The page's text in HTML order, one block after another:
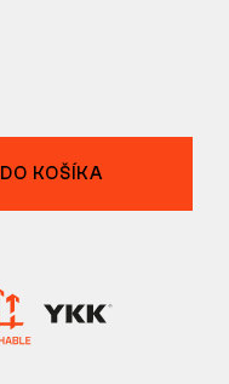
DO KOŠÍKA